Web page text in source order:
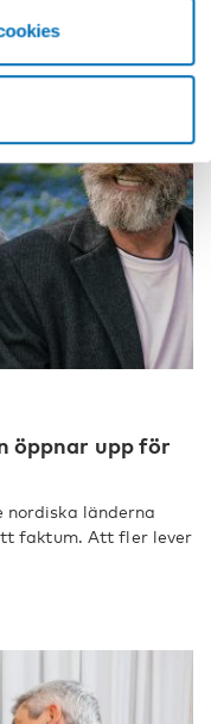
öppnar upp för
nordiska länderna
faktum. Att fler lever